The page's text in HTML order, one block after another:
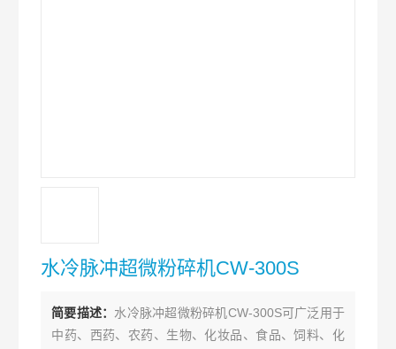
水冷脉冲超微粉碎机CW-300S
简要描述： 水冷脉冲超微粉碎机CW-300S可广泛用于
中药、西药、农药、生物、化妆品、食品、饲料、化